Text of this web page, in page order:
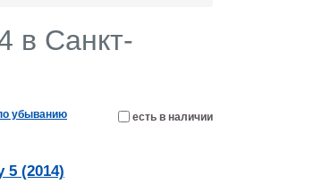
в Санкт-
убыванию есть в наличии
5 (2014)